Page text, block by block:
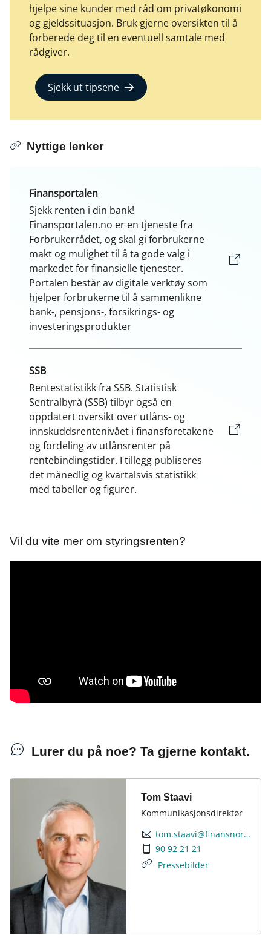
hjelpe sine kunder med råd om privatøkonomi
og gjeldssituasjon. Bruk gjerne oversikten til å
forberede deg til en eventuell samtale med
rådgiver.
Sjekk ut tipsene
Nyttige lenker
Finansportalen
Sjekk renten i din bank!
Finansportalen.no er en tjeneste fra
Forbrukerrådet, og skal gi forbrukerne
makt og mulighet til å ta gode valg i
markedet for finansielle tjenester.
Portalen består av digitale verktøy som
hjelper forbrukerne til å sammenlikne
bank-, pensjons-, forsikrings- og
investeringsprodukter
SSB
Rentestatistikk fra SSB. Statistisk
Sentralbyrå (SSB) tilbyr også en
oppdatert oversikt over utlåns- og
innskuddsrentenivået i finansforetakene
og fordeling av utlånsrenter på
rentebindingstider. I tillegg publiseres
det månedlig og kvartalsvis statistikk
med tabeller og figurer.
Vil du vite mer om styringsrenten?
Lurer du på noe? Ta gjerne kontakt.
Tom Staavi
Kommunikasjonsdirektør
tom.staavi@finansnorge.no
90 92 21 21
Pressebilder